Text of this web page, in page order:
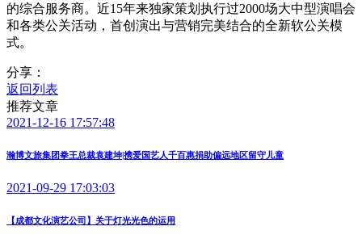
的综合服务商。近15年来独家策划执行过2000场大中型演唱会
和各类公关活动，首创演出与营销完美结合的全新软公关模
式。
分享：
返回列表
推荐文章
2021-12-16 17:57:48
瀚博文旅集团拳王总裁袁建坤|携爱国艺人千百惠捐助偏远地区留守儿童
2021-09-29 17:03:03
【成都文化演艺公司】关于灯光光色的运用